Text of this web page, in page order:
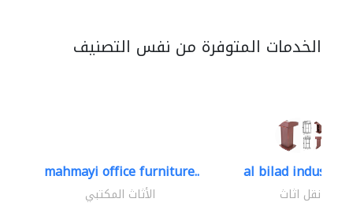
الخدمات المتوفرة من نفس التصنيف
mahmayi office furniture..
الأثاث المكتبي
al bilad
نقل اثاث